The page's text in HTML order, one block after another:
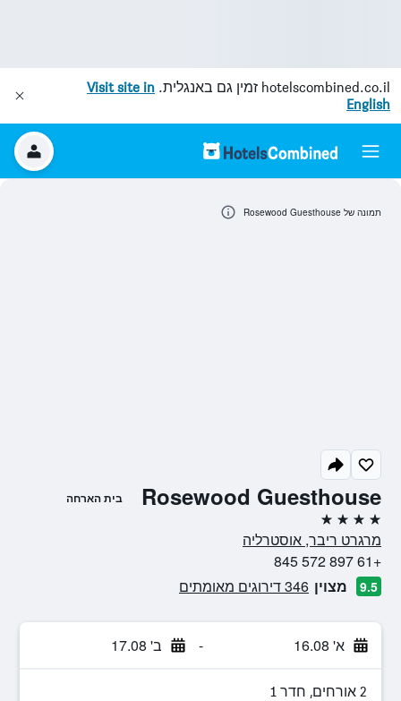
hotelscombined.co.il זמין גם באנגלית. Visit site in
English
Rosewood Guesthouse בית הארחה
4 כוכבים
מרגרט ריבר, אוסטרליה
+61 897 572 845
9.5 מצוין 346 דירוגים מאומתים
א' 16.08 - ב' 17.08
2 אורחים, חדר 1
תמונה של Rosewood Guesthouse